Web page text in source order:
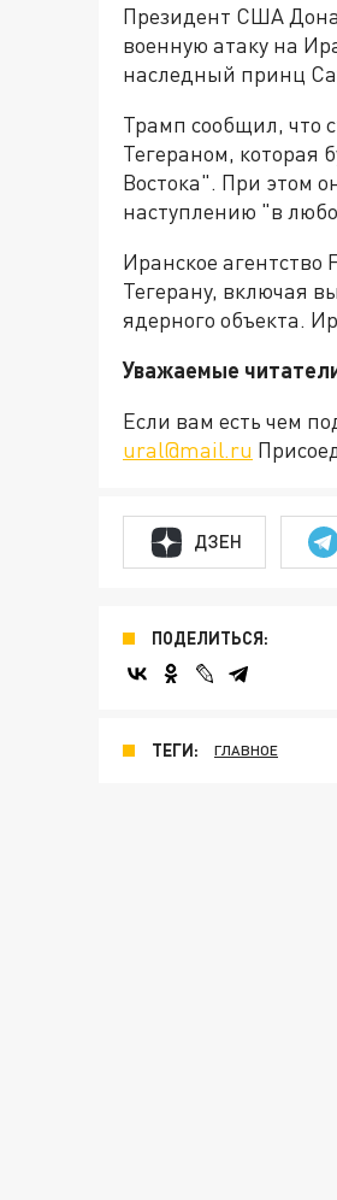
Президент США
военную атаку на
наследный принц
Трамп сообщил, что
Тегераном, которая
Востока". При этом
наступлению "в
Иранское
Тегерану, включая
ядерного объекта.
Уважаемые
Если вам есть чем
ural@mail.ru
ДЗЕН
ПОДЕЛИТЬСЯ:
ТЕГИ: ГЛАВНОЕ